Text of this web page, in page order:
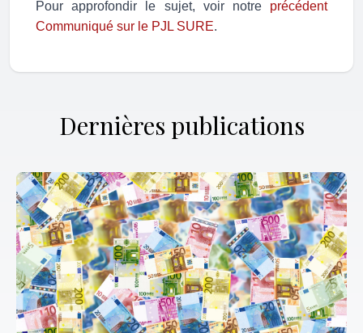
Pour approfondir le sujet, voir notre précédent
Communiqué sur le PJL SURE.
Dernières publications